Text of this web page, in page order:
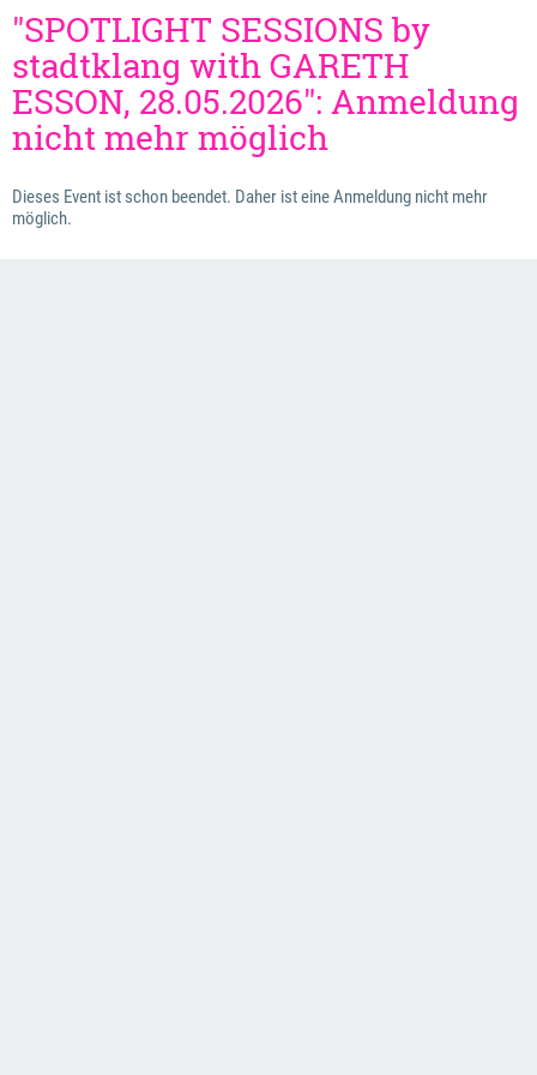
"SPOTLIGHT SESSIONS by
stadtklang with GARETH
ESSON, 28.05.2026": Anmeldung
nicht mehr möglich
Dieses Event ist schon beendet. Daher ist eine Anmeldung nicht mehr
möglich.